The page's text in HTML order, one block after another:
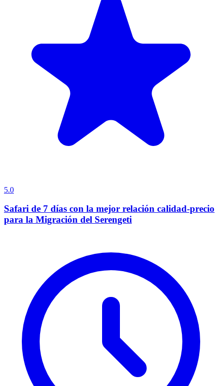
5.0
Safari de 7 días con la mejor relación calidad-precio
para la Migración del Serengeti